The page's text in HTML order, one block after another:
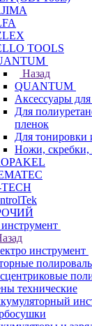
TOOLS
Назад
QUANTUM
Аксессуары
Для
пленок
Для тонировки
Ножи, скребки,
инструмент
технические